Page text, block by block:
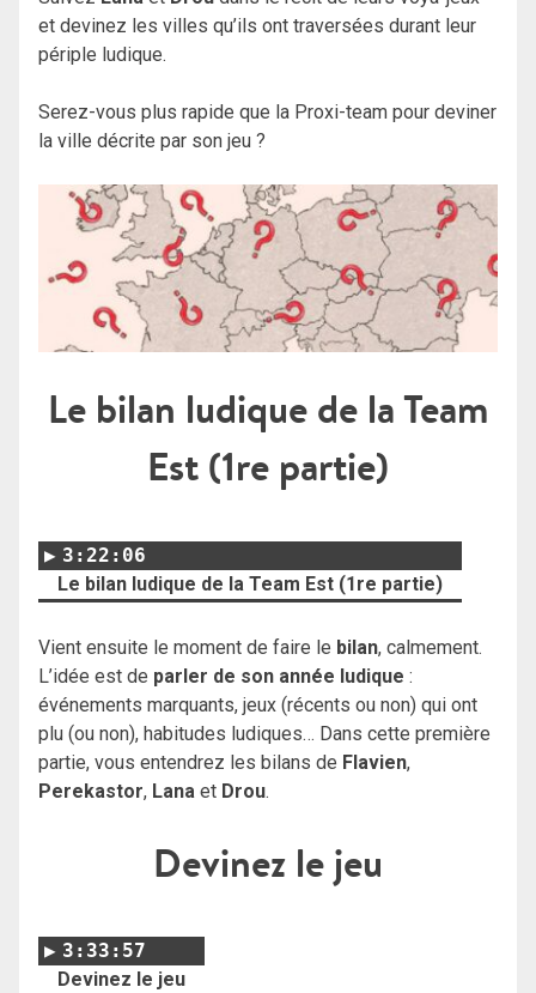
et devinez les villes qu’ils ont traversées durant leur
périple ludique.
Serez-vous plus rapide que la Proxi-team pour deviner
la ville décrite par son jeu ?
Le bilan ludique de la Team
Est (1re partie)
3:22:06
Le bilan ludique de la Team Est (1re partie)
Vient ensuite le moment de faire le bilan, calmement.
L’idée est de parler de son année ludique :
événements marquants, jeux (récents ou non) qui ont
plu (ou non), habitudes ludiques… Dans cette première
partie, vous entendrez les bilans de Flavien,
Perekastor, Lana et Drou.
Devinez le jeu
3:33:57
Devinez le jeu